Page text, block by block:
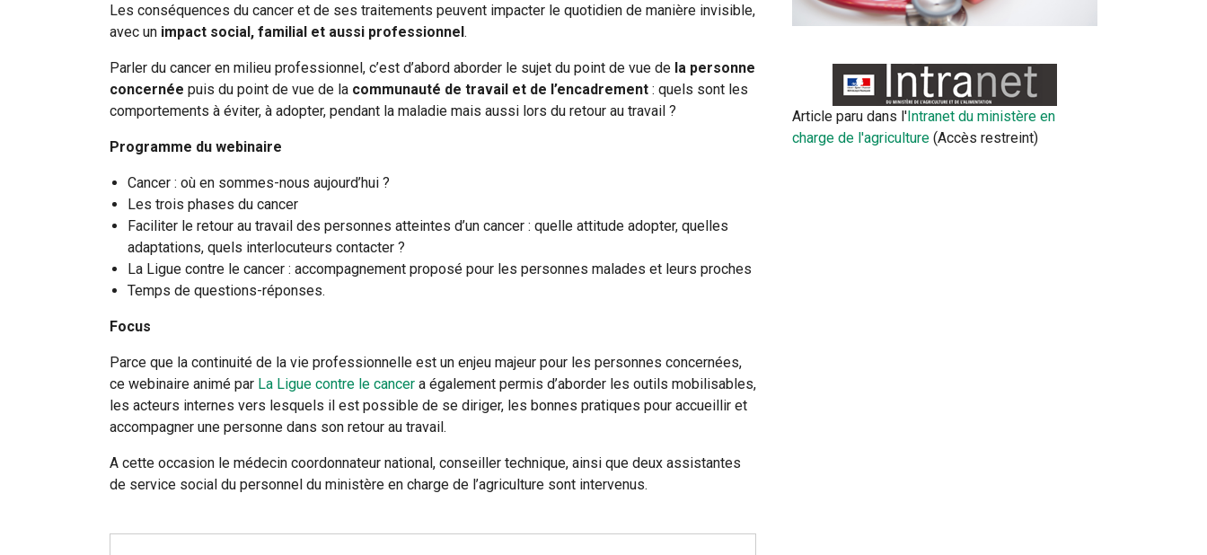
Les conséquences du cancer et de ses traitements peuvent impacter le quotidien de manière invisible,
avec un impact social, familial et aussi professionnel.
Parler du cancer en milieu professionnel, c’est d’abord aborder le sujet du point de vue de la personne
concernée puis du point de vue de la communauté de travail et de l’encadrement : quels sont les
comportements à éviter, à adopter, pendant la maladie mais aussi lors du retour au travail ?
Programme du webinaire
Cancer : où en sommes-nous aujourd’hui ?
Les trois phases du cancer
Faciliter le retour au travail des personnes atteintes d’un cancer : quelle attitude adopter, quelles
adaptations, quels interlocuteurs contacter ?
La Ligue contre le cancer : accompagnement proposé pour les personnes malades et leurs proches
Temps de questions-réponses.
Focus
Parce que la continuité de la vie professionnelle est un enjeu majeur pour les personnes concernées,
ce webinaire animé par La Ligue contre le cancer a également permis d’aborder les outils mobilisables,
les acteurs internes vers lesquels il est possible de se diriger, les bonnes pratiques pour accueillir et
accompagner une personne dans son retour au travail.
A cette occasion le médecin coordonnateur national, conseiller technique, ainsi que deux assistantes
de service social du personnel du ministère en charge de l’agriculture sont intervenus.
Article paru dans l' Intranet du ministère en
charge de l'agriculture (Accès restreint)